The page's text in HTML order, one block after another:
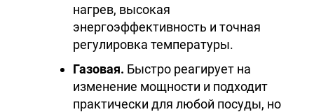
нагрев, высокая
энергоэффективность и точная
регулировка температуры.
Газовая. Быстро реагирует на
изменение мощности и подходит
практически для любой посуды, но